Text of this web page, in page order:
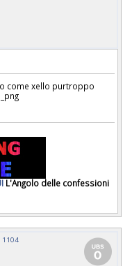
come xello purtroppo
L'Angolo delle confessioni
1104